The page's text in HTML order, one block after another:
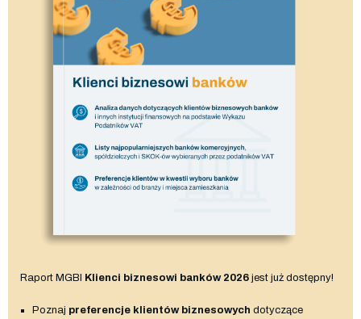
Raport MGBI Klienci biznesowi banków 2026 jest już dostępny!
Poznaj preferencje klientów biznesowych dotyczące